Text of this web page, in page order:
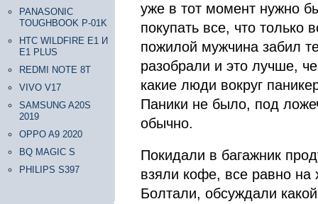
PANASONIC
TOUGHBOOK P-01K
HTC WILDFIRE E1 И
E1 PLUS
REDMI NOTE 8T
VIVO V17
SAMSUNG A20S
2019
OPPO A9 2020
BQ MAGIC S
PHILIPS S397
уже в тот момент нужно
покупать все, что только
пожилой мужчина забил
разобрали и это лучше,
какие люди вокруг
Паники не было, под
обычно.
Покидали в багажник
взяли кофе, все равно на
Болтали, обсуждали